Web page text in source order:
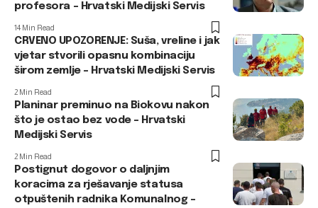
profesora – Hrvatski Medijski Servis
14 Min Read
CRVENO UPOZORENJE: Suša, vreline i jak
vjetar stvorili opasnu kombinaciju
širom zemlje – Hrvatski Medijski Servis
2 Min Read
Planinar preminuo na Biokovu nakon
što je ostao bez vode – Hrvatski
Medijski Servis
2 Min Read
Postignut dogovor o daljnjim
koracima za rješavanje statusa
otpuštenih radnika Komunalnog –